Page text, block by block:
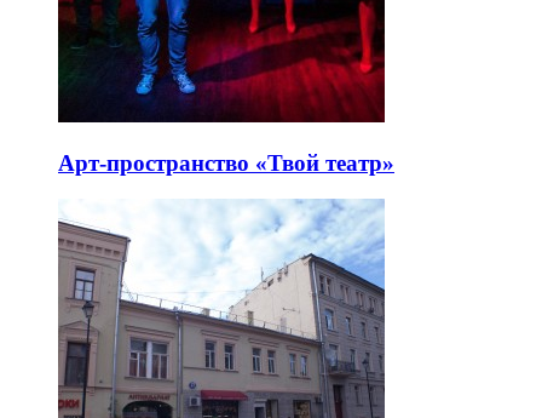
Арт-пространство «Твой театр»